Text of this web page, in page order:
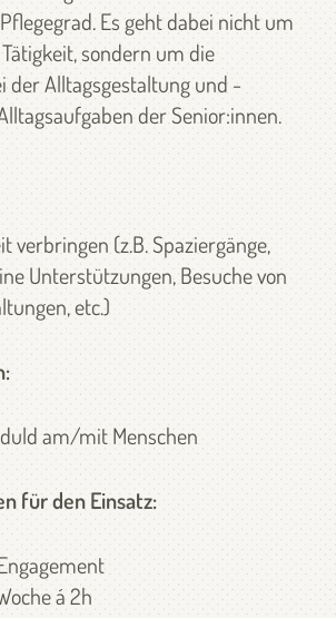
Es geht dabei nicht um
sondern um die
der Alltagsgestaltung und -
der Senior:innen.
verbringen (z.B. Spaziergänge,
Unterstützungen, Besuche von
etc.)
am/mit Menschen
für den Einsatz:
á 2h